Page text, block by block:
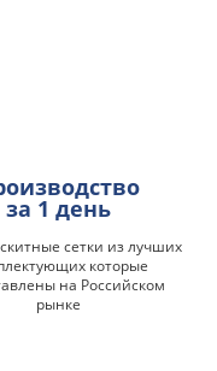
за 1 день
сетки из лучших
которые
на Российском
рынке